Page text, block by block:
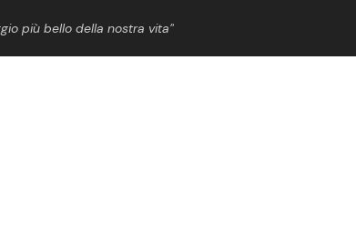
più bello della nostra vita”